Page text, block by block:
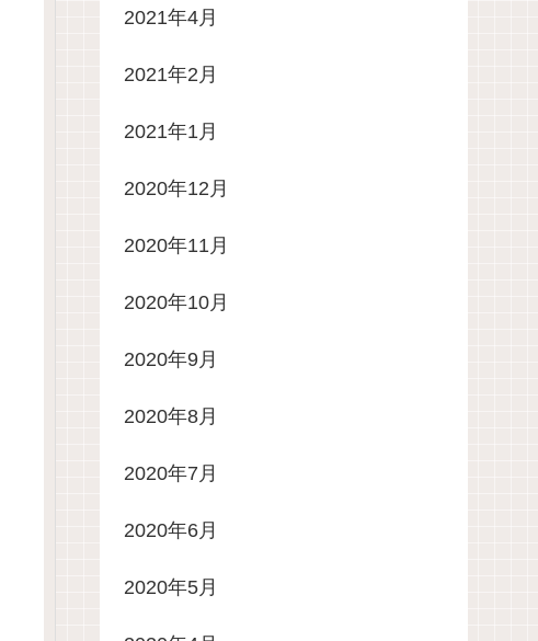
2021年4月
2021年2月
2021年1月
2020年12月
2020年11月
2020年10月
2020年9月
2020年8月
2020年7月
2020年6月
2020年5月